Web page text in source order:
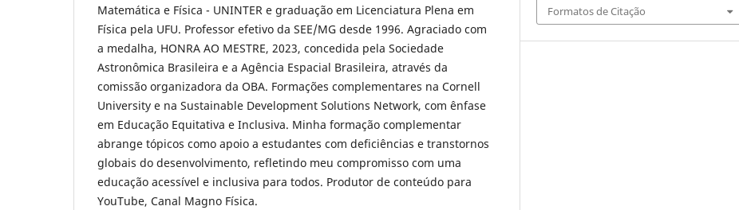
Matemática e Física - UNINTER e graduação em Licenciatura Plena em
Física pela UFU. Professor efetivo da SEE/MG desde 1996. Agraciado com
a medalha, HONRA AO MESTRE, 2023, concedida pela Sociedade
Astronômica Brasileira e a Agência Espacial Brasileira, através da
comissão organizadora da OBA. Formações complementares na Cornell
University e na Sustainable Development Solutions Network, com ênfase
em Educação Equitativa e Inclusiva. Minha formação complementar
abrange tópicos como apoio a estudantes com deficiências e transtornos
globais do desenvolvimento, refletindo meu compromisso com uma
educação acessível e inclusiva para todos. Produtor de conteúdo para
YouTube, Canal Magno Física.
Formatos de Citação